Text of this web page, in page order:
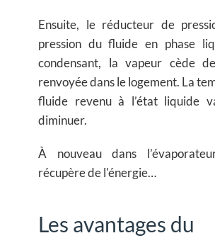
Ensuite, le réducteur de
pression du fluide en phase
condensant, la vapeur cède
renvoyée dans le logement. La
fluide revenu à l’état liquide
diminuer.
À nouveau dans
récupère de l'énergie…
Les avantages du